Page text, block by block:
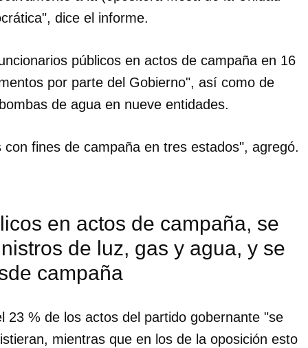
dice el informe.
públicos en actos de campaña en 16
por parte del Gobierno", así como de
de agua en nueve entidades.
fines de campaña en tres estados", agregó.
en actos de campaña, se
de luz, gas y agua, y se
campaña
23 % de los actos del partido gobernante "se
mientras que en los de la oposición esto